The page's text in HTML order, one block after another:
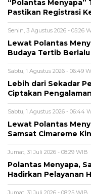
“Polantas Menyapa”
Pastikan Registrasi
Senin, 3 Agustus 2026 - 05:26
Lewat Polantas
Budaya Tertib
Sabtu, 1 Agustus 2026 - 06:49
Lebih dari Sekadar
Ciptakan
Sabtu, 1 Agustus 2026 - 06:44
Lewat Polantas
Samsat Cimareme
Jumat, 31 Juli 2026 - 08:29 WIB
Polantas Menyapa,
Hadirkan Pelayanan
Jumat, 31 Juli 2026 - 08:25 WIB